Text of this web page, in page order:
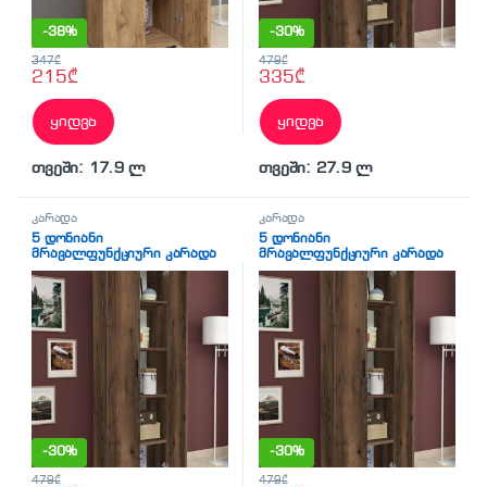
-38%
215₾
347₾
ყიდვა
თვეში: 17.9 ლ
-30%
335₾
479₾
ყიდვა
თვეში: 27.9 ლ
კარადა
5 დონიანი
მრავალფუნქციური კარადა
მუქი ხის ფაქტურით (BF-772)
-30%
479₾
კარადა
5 დონიანი
მრავალფუნქციური კარადა
მუქი ხის ფაქტურით (BF-772)
-30%
479₾